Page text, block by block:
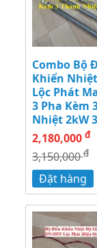
Combo Bộ
Khiển
Lộc Phát
3 Pha Kèm
Nhiệt 2kW
2,180,000 đ
3,150,000đ
Đặt hàng